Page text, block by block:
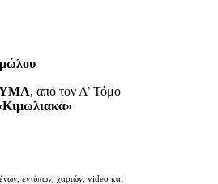
, από τον Α’ Τόμο
εντύπων, χαρτών, video και